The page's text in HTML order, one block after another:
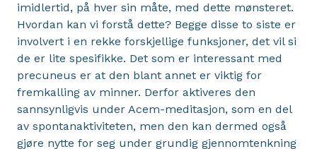
imidlertid, på hver sin måte, med dette mønsteret.
Hvordan kan vi forstå dette? Begge disse to siste er
involvert i en rekke forskjellige funksjoner, det vil si
de er lite spesifikke. Det som er interessant med
precuneus er at den blant annet er viktig for
fremkalling av minner. Derfor aktiveres den
sannsynligvis under Acem-meditasjon, som en del
av spontanaktiviteten, men den kan dermed også
gjøre nytte for seg under grundig gjennomtenkning